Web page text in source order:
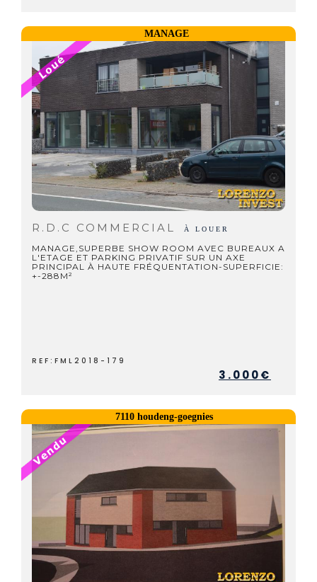
MANAGE
R.D.C COMMERCIAL À LOUER
MANAGE,SUPERBE SHOW ROOM AVEC BUREAUX A
L'ETAGE ET PARKING PRIVATIF SUR UN AXE
PRINCIPAL À HAUTE FRÉQUENTATION-SUPERFICIE:
+-288M²
REF:FML2018-179
3.000€
7110 houdeng-goegnies